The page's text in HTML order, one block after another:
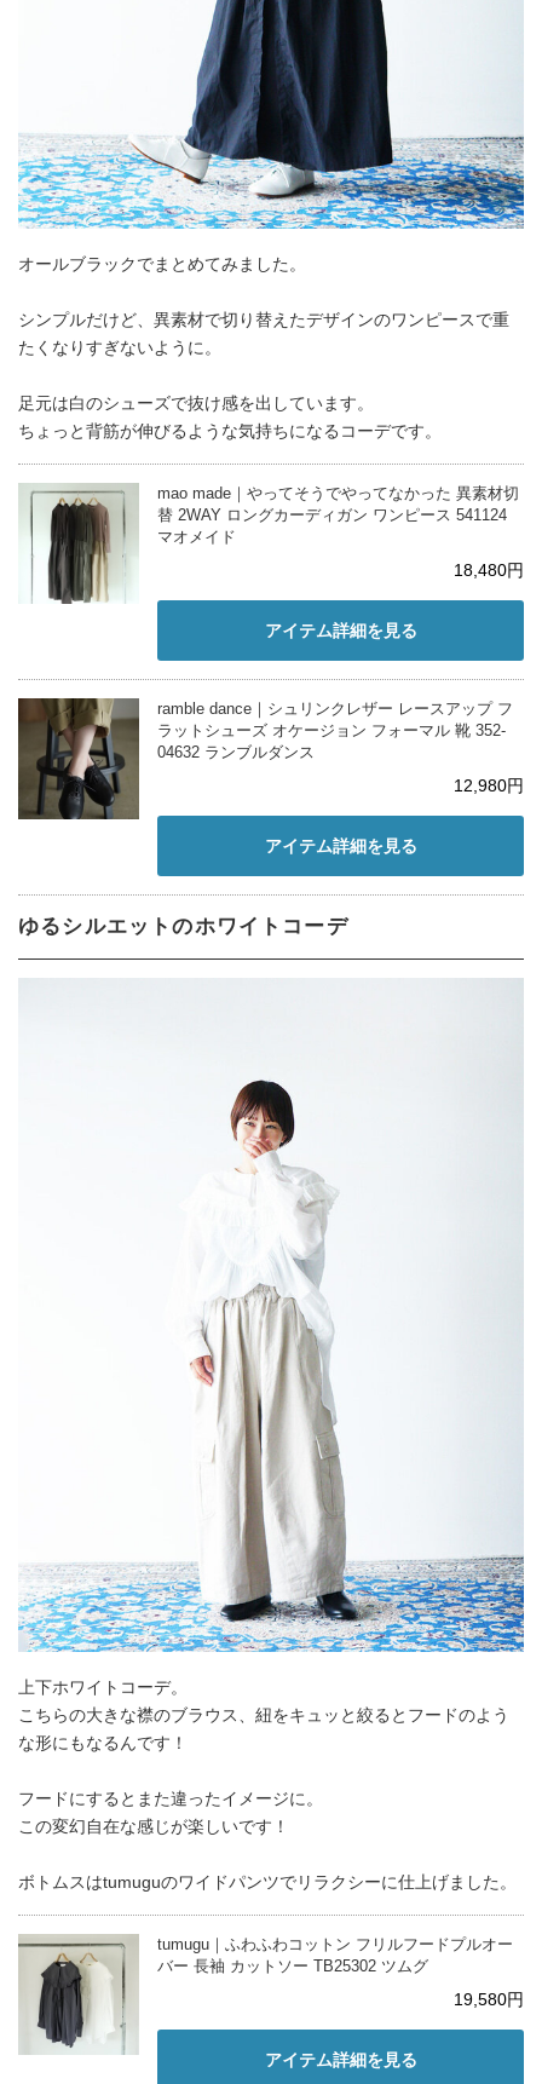
オールブラックでまとめてみました。
シンプルだけど、異素材で切り替えたデザインのワンピースで重
たくなりすぎないように。
足元は白のシューズで抜け感を出しています。
ちょっと背筋が伸びるような気持ちになるコーデです。
mao made｜やってそうでやってなかった 異素材切
替 2WAY ロングカーディガン ワンピース 541124
マオメイド
18,480円
アイテム詳細を見る
ramble dance｜シュリンクレザー レースアップ フ
ラットシューズ オケージョン フォーマル 靴 352-
04632 ランブルダンス
12,980円
アイテム詳細を見る
ゆるシルエットのホワイトコーデ
上下ホワイトコーデ。
こちらの大きな襟のブラウス、紐をキュッと絞るとフードのよう
な形にもなるんです！
フードにするとまた違ったイメージに。
この変幻自在な感じが楽しいです！
ボトムスはtumuguのワイドパンツでリラクシーに仕上げました。
tumugu｜ふわふわコットン フリルフードプルオー
バー 長袖 カットソー TB25302 ツムグ
19,580円
アイテム詳細を見る